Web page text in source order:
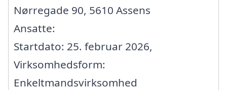
Nørregade 90, 5610 Assens
Ansatte:
Startdato: 25. februar 2026,
Virksomhedsform:
Enkeltmandsvirksomhed